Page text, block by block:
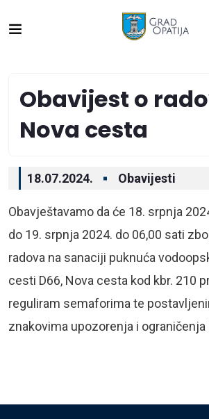
Obavijest o
Nova cesta
18.07.2024. Obavijesti
Obavještavamo da će 18. srpnja
do 19. srpnja 2024. do 06,00 sati
radova na sanaciji puknuća
cesti D66, Nova cesta kod kbr. 210
reguliram semaforima te
znakovima upozorenja i ograničenja